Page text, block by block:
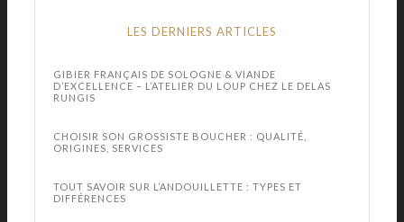
LES DERNIERS ARTICLES
GIBIER FRANÇAIS DE SOLOGNE & VIANDE
D’EXCELLENCE – L’ATELIER DU LOUP CHEZ LE DELAS
RUNGIS
CHOISIR SON GROSSISTE BOUCHER : QUALITÉ,
ORIGINES, SERVICES
TOUT SAVOIR SUR L’ANDOUILLETTE : TYPES ET
DIFFÉRENCES